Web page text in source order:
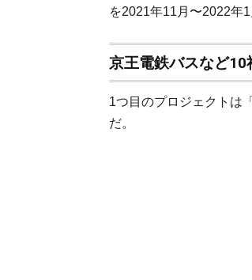
を2021年11月〜2022年1
京王電鉄バスなど10
1つ目のプロジェクトは
だ。